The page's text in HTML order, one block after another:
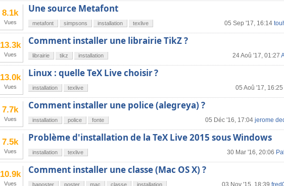
8.1k
Vues
Une source Metafont
05 Sep '17, 16:14
metafont simpsons installation texlive
13.3k
Vues
Comment installer une librairie TikZ ?
24 Aoû '17, 01:27
librairie tikz installation
13.0k
Vues
Linux : quelle TeX Live choisir ?
05 Aoû '17, 16:25
installation texlive
7.7k
Vues
Comment installer une police (alegreya) ?
05 Déc '16, 17:04 jerome
installation police fonte
7.5k
Vues
Problème d'installation de la TeX Live 2015 sous Windows
30 Mar '16, 20:06
installation texlive
10.9k
Vues
Comment installer une classe (Mac OS X) ?
03 Nov '15, 18:39
baposter poster mac classe installation